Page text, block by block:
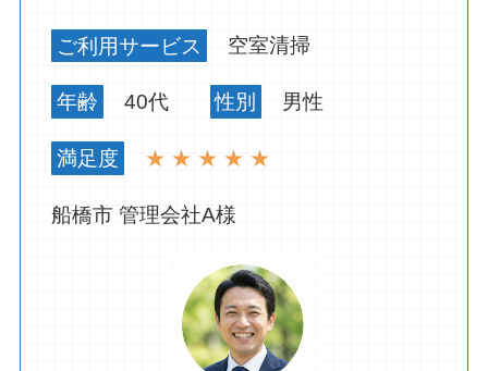
ご利用サービス 空室清掃
年齢 40代 性別 男性
満足度 ★ ★ ★ ★ ★
船橋市 管理会社A様